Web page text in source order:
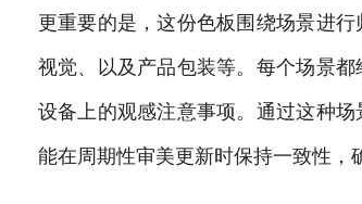
更重要的是，这份色板围绕场景进
视觉、以及产品包装等。每个场景
设备上的观感注意事项。通过这种
能在周期性审美更新时保持一致性，